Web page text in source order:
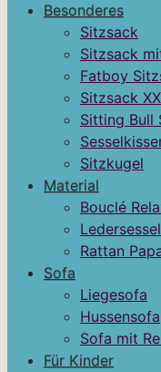
Besonderes
Sitzsack
Sitzsack
Fatboy
Sitzsack
Sitting Bull
Sitzkugel
Material
Bouclé
Rattan
Sofa
Liegesofa
Hussensofa
Sofa mit
Für Kinder